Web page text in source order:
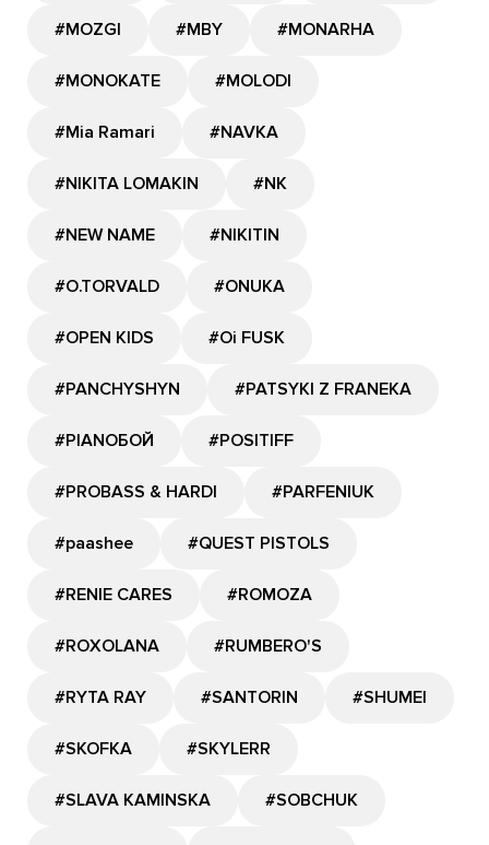
#MOZGI #MBY #MONARHA
#MONOKATE #MOLODI
#Mia Ramari #NAVKA
#NIKITA LOMAKIN #NK
#NEW NAME #NIKITIN
#O.TORVALD #ONUKA
#OPEN KIDS #Oi FUSK
#PANCHYSHYN #PATSYKI Z FRANEKA
#PIANOБОЙ #POSITIFF
#PROBASS & HARDI #PARFENIUK
#paashee #QUEST PISTOLS
#RENIE CARES #ROMOZA
#ROXOLANA #RUMBERO'S
#RYTA RAY #SANTORIN #SHUMEI
#SKOFKA #SKYLERR
#SLAVA KAMINSKA #SOBCHUK